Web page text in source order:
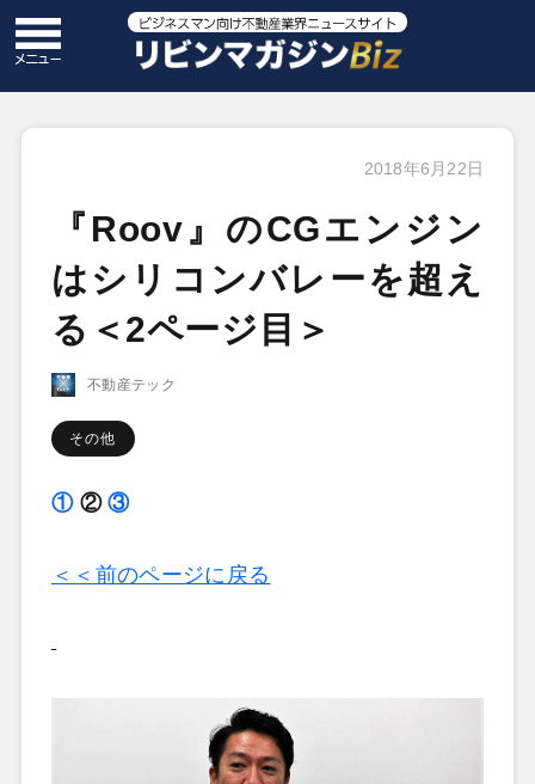
2018年6月22日
『Roov』のCGエンジン
はシリコンバレーを超え
る＜2ページ目＞
不動産テック
その他
①②③
＜＜前のページに戻る